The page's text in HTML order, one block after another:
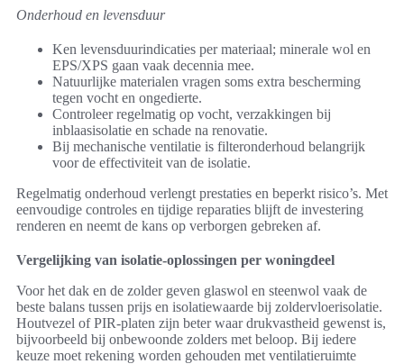
Onderhoud en levensduur
Ken levensduurindicaties per materiaal; minerale wol en
EPS/XPS gaan vaak decennia mee.
Natuurlijke materialen vragen soms extra bescherming
tegen vocht en ongedierte.
Controleer regelmatig op vocht, verzakkingen bij
inblaasisolatie en schade na renovatie.
Bij mechanische ventilatie is filteronderhoud belangrijk
voor de effectiviteit van de isolatie.
Regelmatig onderhoud verlengt prestaties en beperkt risico’s. Met
eenvoudige controles en tijdige reparaties blijft de investering
renderen en neemt de kans op verborgen gebreken af.
Vergelijking van isolatie-oplossingen per woningdeel
Voor het dak en de zolder geven glaswol en steenwol vaak de
beste balans tussen prijs en isolatiewaarde bij zoldervloerisolatie.
Houtvezel of PIR-platen zijn beter waar drukvastheid gewenst is,
bijvoorbeeld bij onbewoonde zolders met beloop. Bij iedere
keuze moet rekening worden gehouden met ventilatieruimte